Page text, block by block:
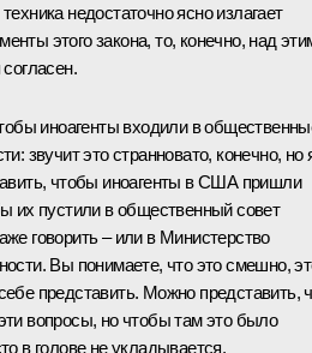
недостаточно ясно излагает
этого закона, то, конечно, над
иноагенты входили в
звучит это странновато, конечно, но
чтобы иноагенты в США пришли
их пустили в общественный совет
говорить – или в Министерство
Вы понимаете, что это смешно,
представить. Можно представить,
вопросы, но чтобы там это было
в голове не укладывается.